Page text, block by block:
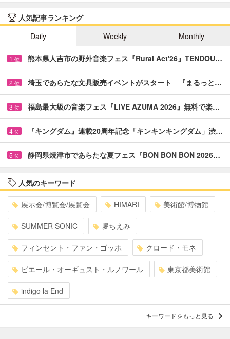
人気記事ランキング
Daily
Weekly Monthly
1 位 熊本県人吉市の野外音楽フェス『Rural Act'26』TENDOU…
2 位 埼玉であらたな文具販売イベントがスタート 『まるっと…
3 位 福島最大級の音楽フェス『LIVE AZUMA 2026』無料で楽…
4 位 『キングダム』連載20周年記念「キンキンキングダム」渋…
5 位 静岡県焼津市であらたな夏フェス『BON BON BON 2026…
人気のキーワード
展示会/博覧会/展覧会 HIMARI 美術館/博物館
SUMMER SONIC 堀ちえみ
フィンセント・ファン・ゴッホ クロード・モネ
ピエール・オーギュスト・ルノワール 東京都美術館
indigo la End
キーワードをもっと見る